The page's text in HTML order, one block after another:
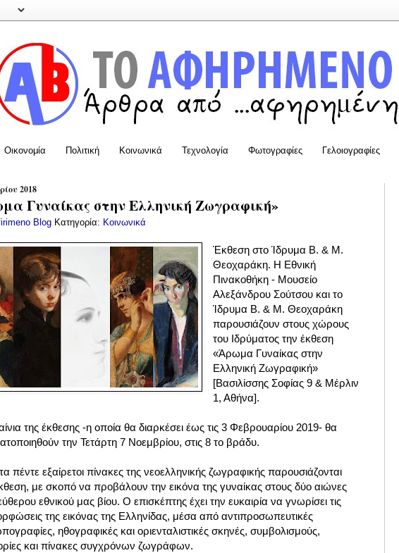
Οικονομία Πολιτική Κοινωνικά Τεχνολογία Φωτογραφίες Γελοιογραφίες
2018
Γυναίκας στην Ελληνική Ζωγραφική»
Blog Κατηγορία: Κοινωνικά
Έκθεση στο Ίδρυμα Β. & Μ.
Θεοχαράκη. Η Εθνική
Πινακοθήκη - Μουσείο
Αλεξάνδρου Σούτσου και το
Ίδρυμα Β. & Μ. Θεοχαράκη
παρουσιάζουν στους χώρους
του Ιδρύματος την έκθεση
«Άρωμα Γυναίκας στην
Ελληνική Ζωγραφική»
[Βασιλίσσης Σοφίας 9 & Μέρλιν
1, Αθήνα].
της έκθεσης -η οποία θα διαρκέσει έως τις 3 Φεβρουαρίου 2019- θα
την Τετάρτη 7 Νοεμβρίου, στις 8 το βράδυ.
πέντε εξαίρετοι πίνακες της νεοελληνικής ζωγραφικής παρουσιάζονται
με σκοπό να προβάλουν την εικόνα της γυναίκας στους δύο αιώνες
εθνικού μας βίου. Ο επισκέπτης έχει την ευκαιρία να γνωρίσει τις
της εικόνας της Ελληνίδας, μέσα από αντιπροσωπευτικές
ηθογραφικές και οριενταλιστικές σκηνές, συμβολισμούς,
και πίνακες συγχρόνων ζωγράφων.